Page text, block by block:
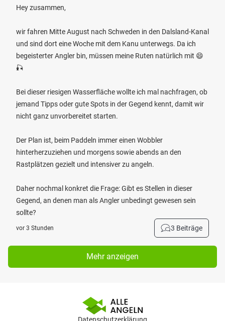
Hey zusammen,
wir fahren Mitte August nach Schweden in den Dalsland-Kanal
und sind dort eine Woche mit dem Kanu unterwegs. Da ich
begeisterter Angler bin, müssen meine Ruten natürlich mit 😄
🎣
Bei dieser riesigen Wasserfläche wollte ich mal nachfragen, ob
jemand Tipps oder gute Spots in der Gegend kennt, damit wir
nicht ganz unvorbereitet starten.
Der Plan ist, beim Paddeln immer einen Wobbler
hinterherzuziehen und morgens sowie abends an den
Rastplätzen gezielt und intensiver zu angeln.
Daher nochmal konkret die Frage: Gibt es Stellen in dieser
Gegend, an denen man als Angler unbedingt gewesen sein
sollte?
vor 3 Stunden 3 Beiträge
Mehr anzeigen